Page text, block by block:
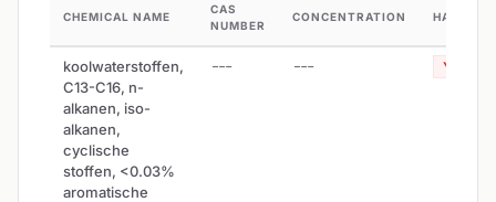
CHEMICAL NAME
CAS
NUMBER
CONCENTRATION
koolwaterstoffen,
C13-C16, n-
alkanen, iso-
alkanen,
cyclische
stoffen, <0.03%
aromatische
--- --- Yes